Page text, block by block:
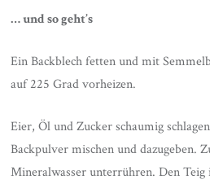
… und so geht’s
Ein Backblech fetten und mit
auf 225 Grad vorheizen.
Eier, Öl und Zucker schaumig
Backpulver mischen und dazugeben.
Mineralwasser unterrühren. Den